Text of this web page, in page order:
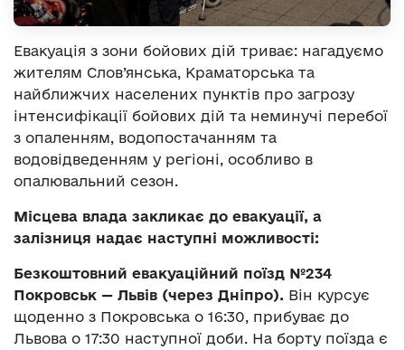
Евакуація з зони бойових дій триває: нагадуємо
жителям Слов’янська, Краматорська та
найближчих населених пунктів про загрозу
інтенсифікації бойових дій та неминучі перебої
з опаленням, водопостачанням та
водовідведенням у регіоні, особливо в
опалювальний сезон.
Місцева влада закликає до евакуації, а
залізниця надає наступні можливості:
Безкоштовний евакуаційний поїзд №234
Покровськ — Львів (через Дніпро). Він курсує
щоденно з Покровська о 16:30, прибуває до
Львова о 17:30 наступної доби. На борту поїзда є